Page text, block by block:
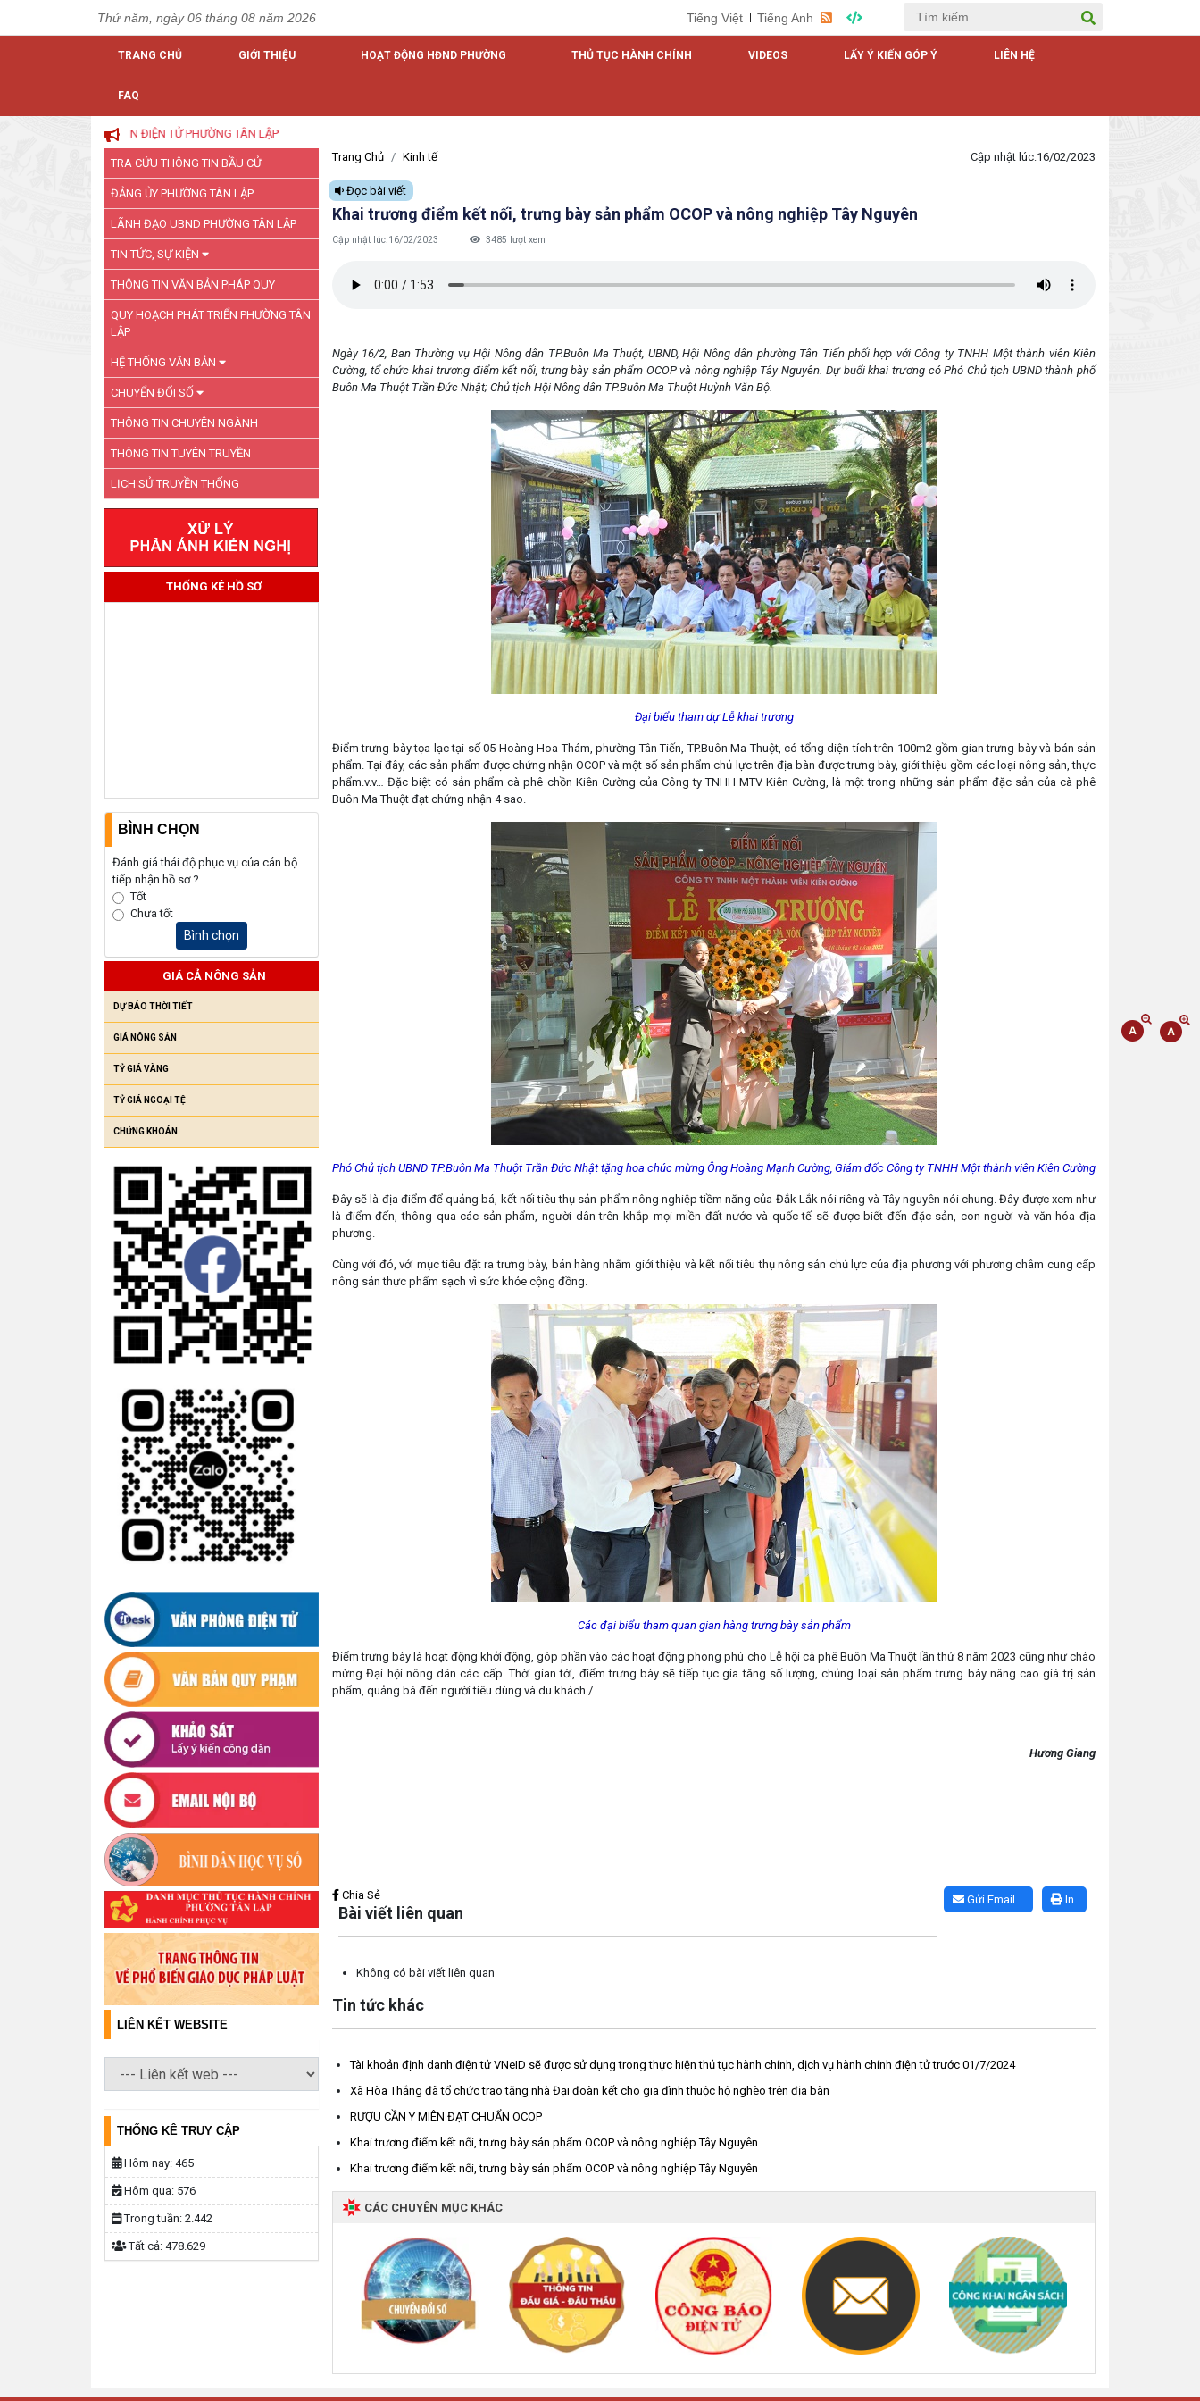
Thứ năm, ngày 06 tháng 08 năm 2026 Tiếng Việt Tiếng Anh
TRANG CHỦ GIỚI THIỆU HOẠT ĐỘNG HĐND PHƯỜNG THỦ TỤC HÀNH CHÍNH VIDEOS LẤY Ý KIẾN GÓP Ý LIÊN HỆ
FAQ
TIN ĐIỆN TỬ PHƯỜNG TÂN LẬP
TRA CỨU THÔNG TIN BẦU CỬ
ĐẢNG ỦY PHƯỜNG TÂN LẬP
LÃNH ĐẠO UBND PHƯỜNG TÂN LẬP
TIN TỨC, SỰ KIỆN
THÔNG TIN VĂN BẢN PHÁP QUY
QUY HOẠCH PHÁT TRIỂN PHƯỜNG TÂN
LẬP
HỆ THỐNG VĂN BẢN
CHUYỂN ĐỔI SỐ
THÔNG TIN CHUYÊN NGÀNH
THÔNG TIN TUYÊN TRUYỀN
LỊCH SỬ TRUYỀN THỐNG
THỐNG KÊ HỒ SƠ
BÌNH CHỌN
Đánh giá thái độ phục vụ của cán bộ
tiếp nhận hồ sơ ?
Tốt
Chưa tốt
Bình chọn
GIÁ CẢ NÔNG SẢN
DỰ BÁO THỜI TIẾT
GIÁ NÔNG SẢN
TỶ GIÁ VÀNG
TỶ GIÁ NGOẠI TỆ
CHỨNG KHOÁN
LIÊN KẾT WEBSITE
THỐNG KÊ TRUY CẬP
Hôm nay: 465
Hôm qua: 576
Trong tuần: 2.442
Tất cả: 478.629
Trang Chủ Kinh tế Cập nhật lúc:16/02/2023
Đọc bài viết
Khai trương điểm kết nối, trưng bày sản phẩm OCOP và nông nghiệp Tây Nguyên
Cập nhật lúc:16/02/2023 3485 lượt xem
Ngày 16/2, Ban Thường vụ Hội Nông dân TP.Buôn Ma Thuột, UBND, Hội Nông dân phường Tân Tiến phối hợp với Công ty TNHH Một thành viên Kiên
Cường, tổ chức khai trương điểm kết nối, trưng bày sản phẩm OCOP và nông nghiệp Tây Nguyên. Dự buổi khai trương có Phó Chủ tịch UBND thành phố
Buôn Ma Thuột Trần Đức Nhật; Chủ tịch Hội Nông dân TP.Buôn Ma Thuột Huỳnh Văn Bộ.
Đại biểu tham dự Lễ khai trương
Điểm trưng bày tọa lạc tại số 05 Hoàng Hoa Thám, phường Tân Tiến, TP.Buôn Ma Thuột, có tổng diện tích trên 100m2 gồm gian trưng bày và bán sản
phẩm. Tại đây, các sản phẩm được chứng nhận OCOP và một số sản phẩm chủ lực trên địa bàn được trưng bày, giới thiệu gồm các loại nông sản, thực
phẩm.v.v… Đặc biệt có sản phẩm cà phê chồn Kiên Cường của Công ty TNHH MTV Kiên Cường, là một trong những sản phẩm đặc sản của cà phê
Buôn Ma Thuột đạt chứng nhận 4 sao.
Phó Chủ tịch UBND TP.Buôn Ma Thuột Trần Đức Nhật tặng hoa chúc mừng Ông Hoàng Mạnh Cường, Giám đốc Công ty TNHH Một thành viên Kiên Cường
Đây sẽ là địa điểm để quảng bá, kết nối tiêu thụ sản phẩm nông nghiệp tiềm năng của Đắk Lắk nói riêng và Tây nguyên nói chung. Đây được xem như
là điểm đến, thông qua các sản phẩm, người dân trên khắp mọi miền đất nước và quốc tế sẽ được biết đến đặc sản, con người và văn hóa địa
phương.
Cùng với đó, với mục tiêu đặt ra trưng bày, bán hàng nhằm giới thiệu và kết nối tiêu thụ nông sản chủ lực của địa phương với phương châm cung cấp
nông sản thực phẩm sạch vì sức khỏe cộng đồng.
Các đại biểu tham quan gian hàng trưng bày sản phẩm
Điểm trưng bày là hoạt động khởi động, góp phần vào các hoạt động phong phú cho Lễ hội cà phê Buôn Ma Thuột lần thứ 8 năm 2023 cũng như chào
mừng Đại hội nông dân các cấp. Thời gian tới, điểm trưng bày sẽ tiếp tục gia tăng số lượng, chủng loại sản phẩm trưng bày nâng cao giá trị sản
phẩm, quảng bá đến người tiêu dùng và du khách./.
Hương Giang
In
Gửi Email
Chia Sẻ
Bài viết liên quan
Không có bài viết liên quan
Tin tức khác
Tài khoản định danh điện tử VNeID sẽ được sử dụng trong thực hiện thủ tục hành chính, dịch vụ hành chính điện tử trước 01/7/2024
Xã Hòa Thắng đã tổ chức trao tặng nhà Đại đoàn kết cho gia đình thuộc hộ nghèo trên địa bàn
RƯỢU CẦN Y MIÊN ĐẠT CHUẨN OCOP
Khai trương điểm kết nối, trưng bày sản phẩm OCOP và nông nghiệp Tây Nguyên
Khai trương điểm kết nối, trưng bày sản phẩm OCOP và nông nghiệp Tây Nguyên
CÁC CHUYÊN MỤC KHÁC